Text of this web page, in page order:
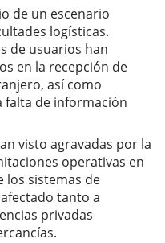
de un escenario
logísticas.
de usuarios han
en la recepción de
así como
falta de información
visto agravadas por la
operativas en
los sistemas de
tanto a
privadas